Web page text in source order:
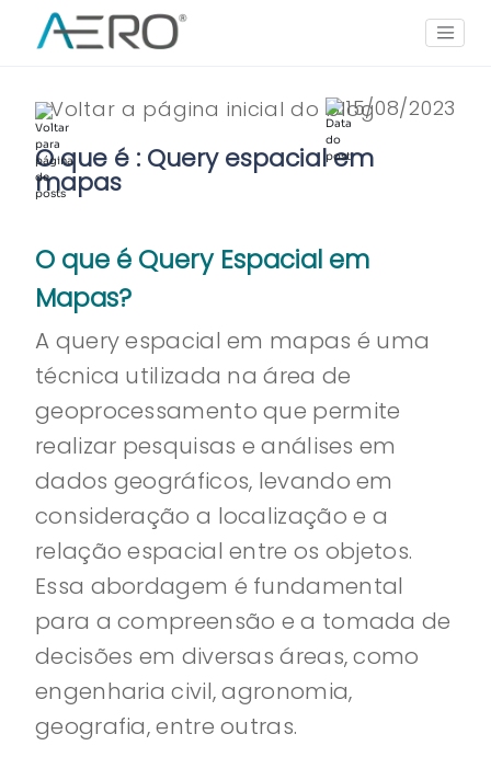
15/08/2023
Voltar a página inicial do blog
O que é : Query espacial em
mapas
O que é Query Espacial em
Mapas?
A query espacial em mapas é uma
técnica utilizada na área de
geoprocessamento que permite
realizar pesquisas e análises em
dados geográficos, levando em
consideração a localização e a
relação espacial entre os objetos.
Essa abordagem é fundamental
para a compreensão e a tomada de
decisões em diversas áreas, como
engenharia civil, agronomia,
geografia, entre outras.